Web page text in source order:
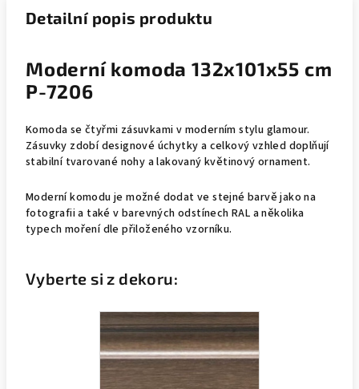
Detailní popis produktu
Moderní komoda 132x101x55 cm
P-7206
Komoda se čtyřmi zásuvkami v moderním stylu glamour.
Zásuvky zdobí designové úchytky a celkový vzhled doplňují
stabilní tvarované nohy a lakovaný květinový ornament.
Moderní komodu je možné dodat ve stejné barvě jako na
fotografii a také v barevných odstínech RAL a několika
typech moření dle přiloženého vzorníku.
Vyberte si z dekoru: